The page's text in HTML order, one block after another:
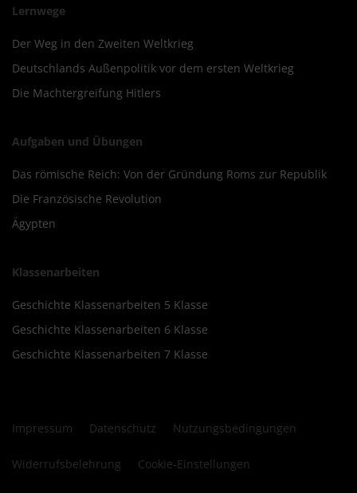
Lernwege
Der Weg in den Zweiten Weltkrieg
Deutschlands Außenpolitik vor dem ersten Weltkrieg
Die Machtergreifung Hitlers
Aufgaben und Übungen
Das römische Reich: Von der Gründung Roms zur Republik
Die Französische Revolution
Ägypten
Klassenarbeiten
Geschichte Klassenarbeiten 5 Klasse
Geschichte Klassenarbeiten 6 Klasse
Geschichte Klassenarbeiten 7 Klasse
Impressum Datenschutz Nutzungsbedingungen
Widerrufsbelehrung Cookie-Einstellungen